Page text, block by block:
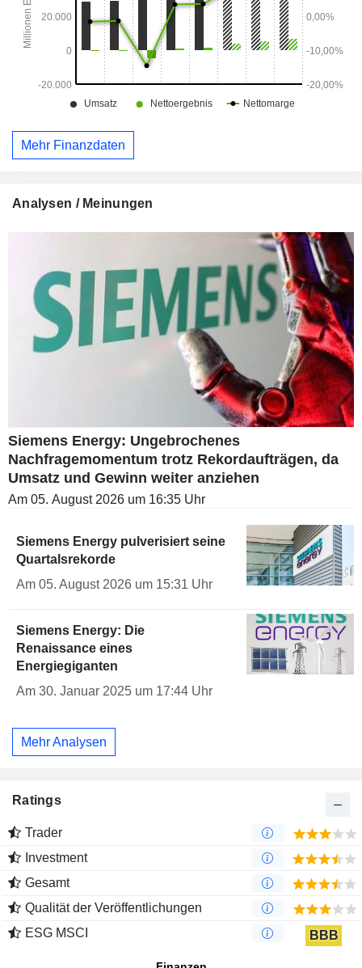
Mehr Finanzdaten
Analysen / Meinungen
Siemens Energy: Ungebrochenes
Nachfragemomentum trotz Rekordaufträgen, da
Umsatz und Gewinn weiter anziehen
Am 05. August 2026 um 16:35 Uhr
Siemens Energy pulverisiert seine
Quartalsrekorde
Am 05. August 2026 um 15:31 Uhr
Siemens Energy: Die
Renaissance eines
Energiegiganten
Am 30. Januar 2025 um 17:44 Uhr
Mehr Analysen
Ratings
Trader
Investment
Gesamt
Qualität der Veröffentlichungen
ESG MSCI
BBB